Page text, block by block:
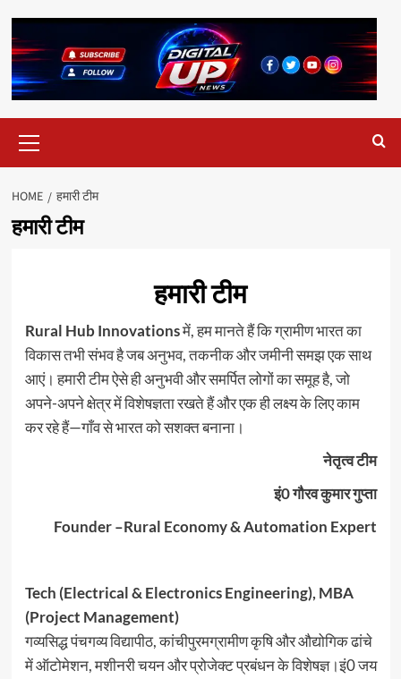
HOME हमारी टीम
हमारी टीम
हमारी टीम
Rural Hub Innovationsमें, हम मानते हैं कि ग्रामीण भारत का
विकास तभी संभव है जब अनुभव, तकनीक और जमीनी समझ एक साथ
आएं। हमारी टीम ऐसे ही अनुभवी और समर्पित लोगों का समूह है, जो
अपने-अपने क्षेत्र में विशेषज्ञता रखते हैं और एक ही लक्ष्य के लिए काम
कर रहे हैं—गाँव से भारत को सशक्त बनाना।
नेतृत्व टीम
इं0 गौरव कुमार गुप्ता
Founder –Rural Economy & Automation Expert
Tech (Electrical & Electronics Engineering), MBA
(Project Management)
गव्यसिद्ध पंचगव्य विद्यापीठ, कांचीपुरमग्रामीण कृषि और औद्योगिक ढांचे
में ऑटोमेशन, मशीनरी चयन और प्रोजेक्ट प्रबंधन के विशेषज्ञ।इं0 जय